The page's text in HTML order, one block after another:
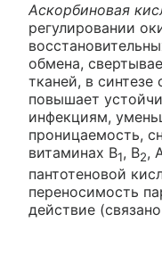
Аскорбиновая
регулировании
обмена,
тканей, в
повышает
инфекциям,
проницаемость,
витаминах B1, B2,
пантотеновой
переносимость
действие